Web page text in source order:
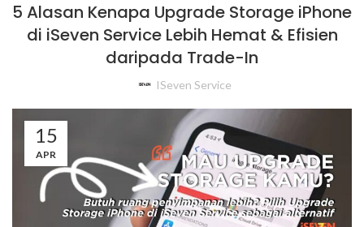
5 Alasan Kenapa Upgrade Storage iPhone
di iSeven Service Lebih Hemat & Efisien
daripada Trade-In
ISeven Service
15
APR